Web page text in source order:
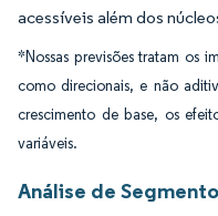
acessíveis além dos
*Nossas previsões tratam os
como direcionais, e não
crescimento de base, os
variáveis.
Análise de